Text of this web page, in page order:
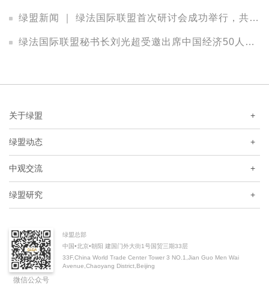
绿盟新闻 ｜ 绿法国际联盟首次研讨会成功举行，共议资本配置策略、投资实践与管理之道
绿法国际联盟秘书长刘光超受邀出席中国经济50人论坛2017年年会
关于绿盟 +
绿盟动态 +
中观交流 +
绿盟研究 +
微信公众号
绿盟总部
中国•北京•朝阳 建国门外大街1号国贸三期33层
33F,China World Trade Center Tower 3 NO.1,Jian Guo Men Wai
Avenue,Chaoyang District,Beijing